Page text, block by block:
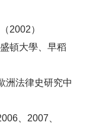
2002）
頓大學、早稻
洲法律史研究中
、2007、